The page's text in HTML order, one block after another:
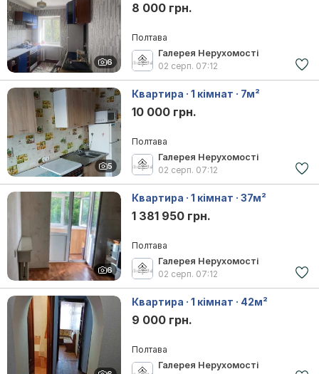
6
8 000 грн.
Полтава
Галерея Нерухомості
02 серп. 07:12
5
Квартира · 1 кімнат · 7м²
10 000 грн.
Полтава
Галерея Нерухомості
02 серп. 07:12
6
Квартира · 1 кімнат · 37м²
1 381 950 грн.
Полтава
Галерея Нерухомості
02 серп. 07:12
Квартира · 1 кімнат · 42м²
9 000 грн.
Полтава
Галерея Нерухомості